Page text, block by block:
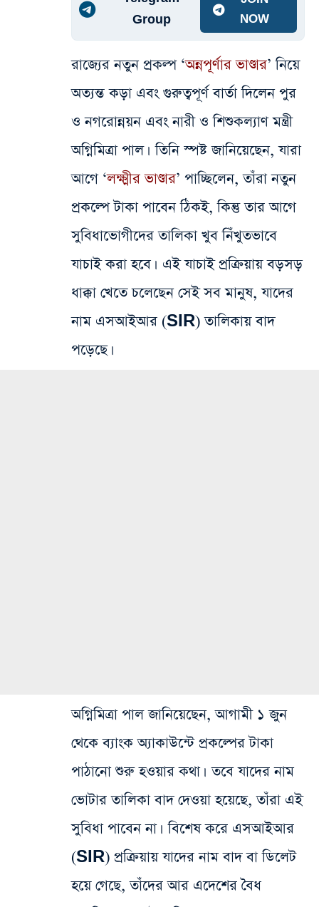
Group
NOW
রাজ্যের নতুন প্রকল্প ‘অন্নপূর্ণার ভাণ্ডার’ নিয়ে
অত্যন্ত কড়া এবং গুরুত্বপূর্ণ বার্তা দিলেন পুর
ও নগরোন্নয়ন এবং নারী ও শিশুকল্যাণ মন্ত্রী
অগ্নিমিত্রা পাল। তিনি স্পষ্ট জানিয়েছেন, যারা
আগে ‘লক্ষ্মীর ভাণ্ডার’ পাচ্ছিলেন, তাঁরা নতুন
প্রকল্পে টাকা পাবেন ঠিকই, কিন্তু তার আগে
সুবিধাভোগীদের তালিকা খুব নিঁখুতভাবে
যাচাই করা হবে। এই যাচাই প্রক্রিয়ায় বড়সড়
ধাক্কা খেতে চলেছেন সেই সব মানুষ, যাদের
নাম এসআইআর (SIR) তালিকায় বাদ
পড়েছে।
অগ্নিমিত্রা পাল জানিয়েছেন, আগামী ১ জুন
থেকে ব্যাংক অ্যাকাউন্টে প্রকল্পের টাকা
পাঠানো শুরু হওয়ার কথা। তবে যাদের নাম
ভোটার তালিকা বাদ দেওয়া হয়েছে, তাঁরা এই
সুবিধা পাবেন না। বিশেষ করে এসআইআর
(SIR) প্রক্রিয়ায় যাদের নাম বাদ বা ডিলেট
হয়ে গেছে, তাঁদের আর এদেশের বৈধ